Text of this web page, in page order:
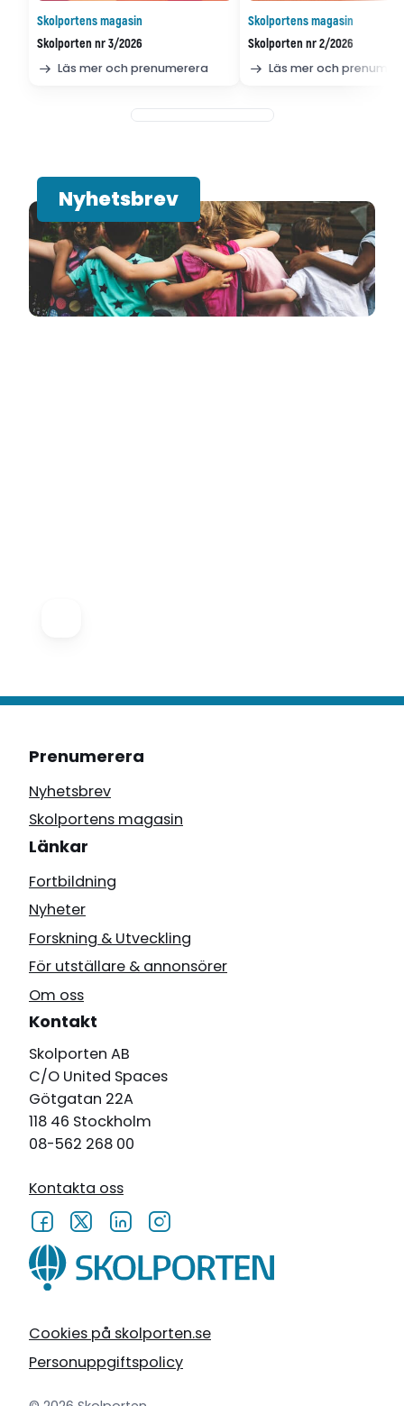
Skolportens magasin
Skolporten nr 3/2026
Läs mer och prenumerera
Skolportens magasin
Skolporten nr 2/2026
Läs mer och
Nyhetsbrev
Cookies på skolporten.se
Personuppgiftspolicy
Prenumerera
Nyhetsbrev
Skolportens magasin
Länkar
Fortbildning
Nyheter
Forskning & Utveckling
För utställare & annonsörer
Om oss
Kontakt
Skolporten AB
C/O United Spaces
Götgatan 22A
118 46 Stockholm
08-562 268 00
Kontakta oss